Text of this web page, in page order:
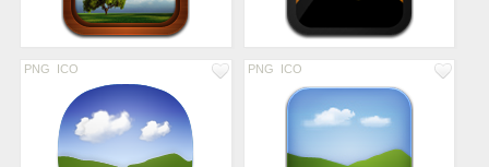
PNG ICO PNG ICO